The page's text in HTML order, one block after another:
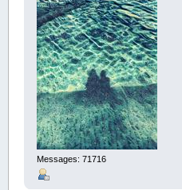
Messages: 71716